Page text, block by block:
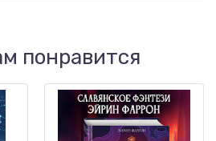
понравится